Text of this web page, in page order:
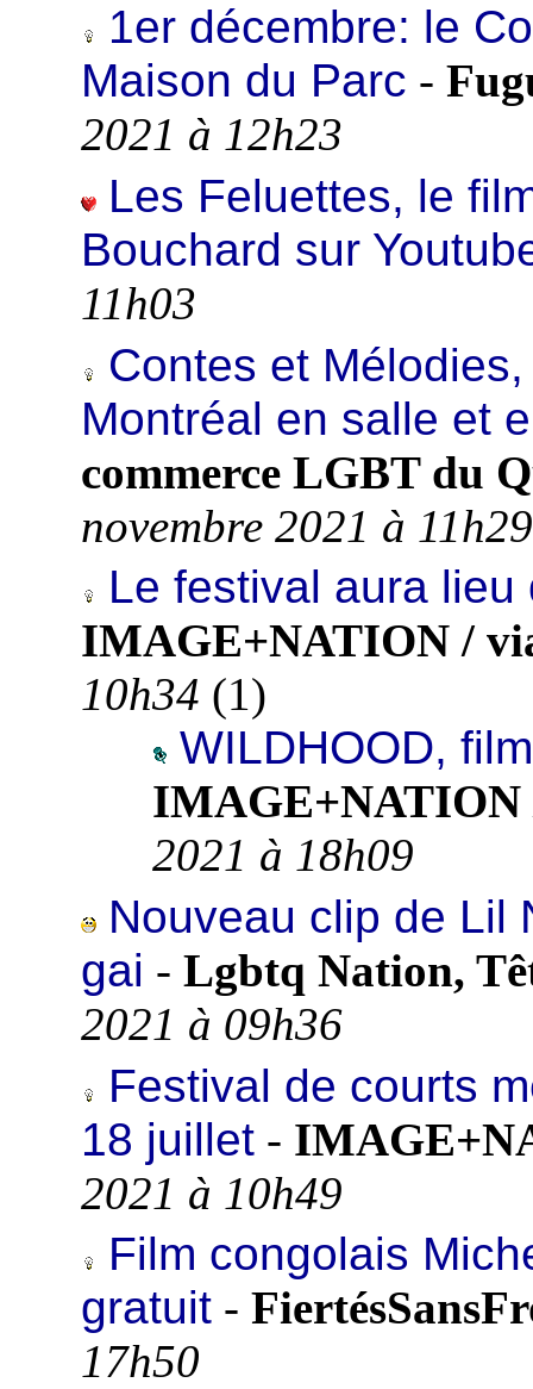
1er décembre: le
Maison du Parc -
2021 à 12h23
Les Feluettes, le
Bouchard sur
11h03
Contes et
Montréal en salle et
commerce LGBT du
novembre 2021 à 11h29
Le festival aura
IMAGE+NATION /
10h34 (1)
WILDHOOD,
2021 à 18h09
Nouveau clip de Lil
gai - Lgbtq Nation,
2021 à 09h36
Festival de courts
18 juillet -
2021 à 10h49
Film congolais
gratuit -
17h50